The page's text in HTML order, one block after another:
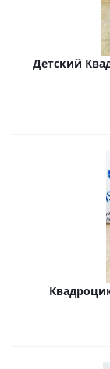
Детский